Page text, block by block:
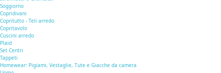
Soggiorno
Copridivani
Copritutto - Teli arredo
Copritavolo
Cuscini arredo
Plaid
Set Centri
Tappeti
Homewear: Pigiami, Vestaglie, Tute e Giacche da camera